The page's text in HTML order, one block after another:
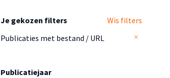
Je gekozen filters
Wis filters
Publicaties met bestand / URL
Publicatiejaar